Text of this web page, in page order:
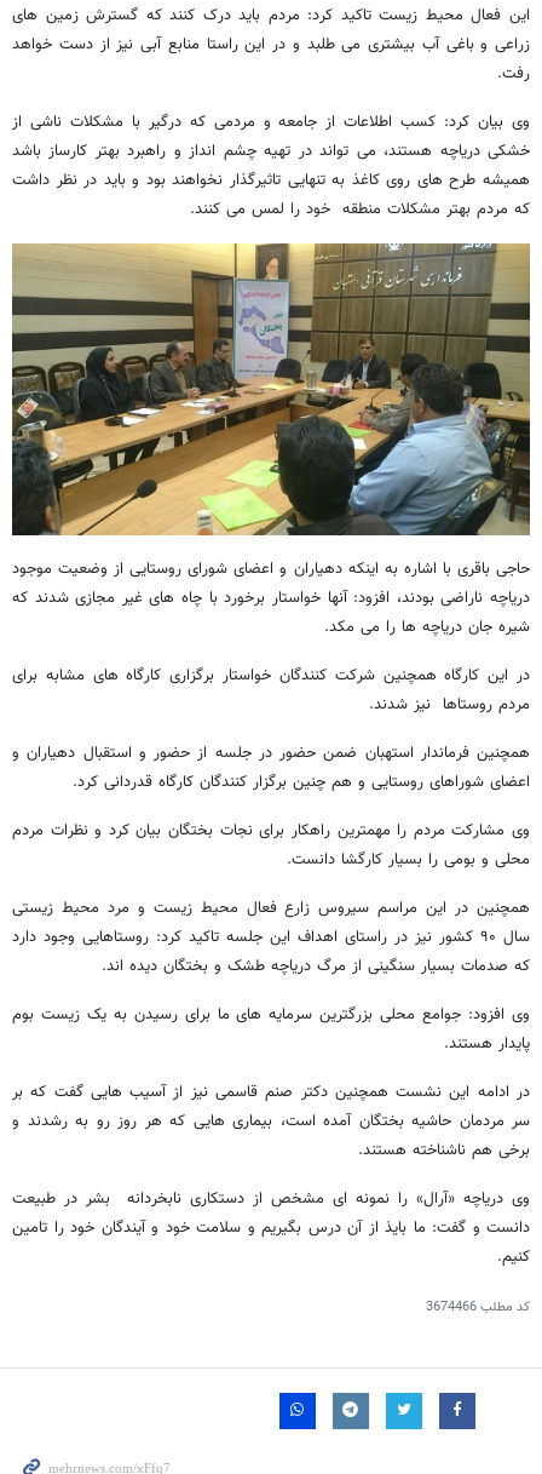
این فعال محیط زیست تاکید کرد: مردم باید درک کنند که گسترش زمین های
زراعی و باغی آب بیشتری می طلبد و در این راستا منابع آبی نیز از دست خواهد
رفت.
وی بیان کرد: کسب اطلاعات از جامعه و مردمی که درگیر با مشکلات ناشی از
خشکی دریاچه هستند، می تواند در تهیه چشم انداز و راهبرد بهتر کارساز باشد
همیشه طرح های روی کاغذ به تنهایی تاثیرگذار نخواهند بود و باید در نظر داشت
که مردم بهتر مشکلات منطقه خود را لمس می کنند.
حاجی باقری با اشاره به اینکه دهیاران و اعضای شورای روستایی از وضعیت موجود
دریاچه ناراضی بودند، افزود: آنها خواستار برخورد با چاه های غیر مجازی شدند که
شیره جان دریاچه ها را می مکد.
در این کارگاه همچنین شرکت کنندگان خواستار برگزاری کارگاه های مشابه برای
مردم روستاها نیز شدند.
همچنین فرماندار استهبان ضمن حضور در جلسه از حضور و استقبال دهیاران و
اعضای شوراهای روستایی و هم چنین برگزار کنندگان کارگاه قدردانی کرد.
وی مشارکت مردم را مهمترین راهکار برای نجات بختگان بیان کرد و نظرات مردم
محلی و بومی را بسیار کارگشا دانست.
همچنین در این مراسم سیروس زارع فعال محیط زیست و مرد محیط زیستی
سال ۹۰ کشور نیز در راستای اهداف این جلسه تاکید کرد: روستاهایی وجود دارد
که صدمات بسیار سنگینی از مرگ دریاچه طشک و بختگان دیده اند.
وی افزود: جوامع محلی بزرگترین سرمایه های ما برای رسیدن به یک زیست بوم
پایدار هستند.
در ادامه این نشست همچنین دکتر صنم قاسمی نیز از آسیب هایی گفت که بر
سر مردمان حاشیه بختگان آمده است، بیماری هایی که هر روز رو به رشدند و
برخی هم ناشناخته هستند.
وی دریاچه «آرال» را نمونه ای مشخص از دستکاری نابخردانه بشر در طبیعت
دانست و گفت: ما بایذ از آن درس بگیریم و سلامت خود و آیندگان خود را تامین
کنیم.
کد مطلب3674466